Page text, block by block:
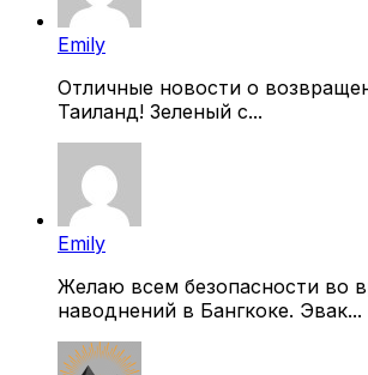
Emily
Отличные новости о
Таиланд! Зеленый с...
Emily
Желаю всем безопасности во
наводнений в Бангкоке. Эвак...